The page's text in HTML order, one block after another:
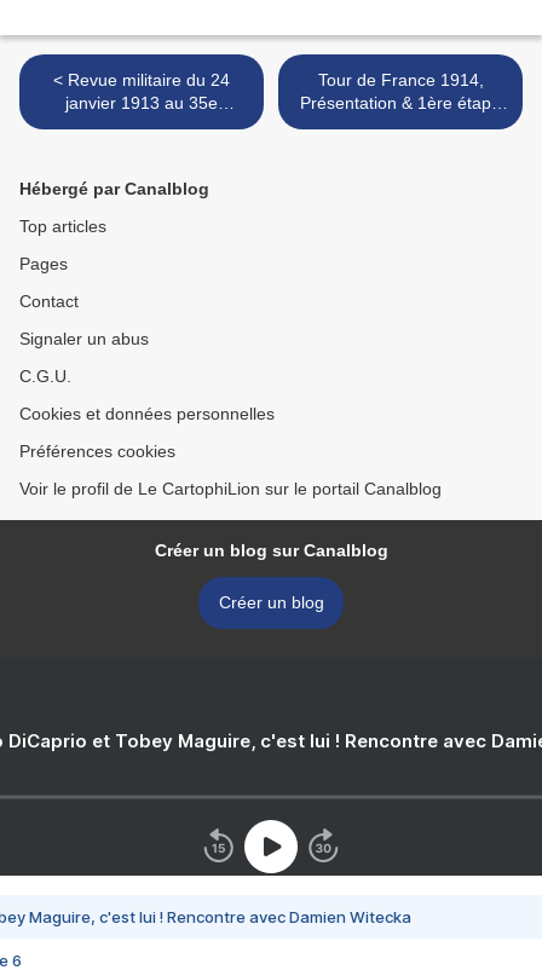
< Revue militaire du 24
janvier 1913 au 35e
Régiment d’infanterie, à
Tour de France 1914,
Présentation & 1ère étape
(1ère partie) >
Hébergé par Canalblog
Top articles
Pages
Contact
Signaler un abus
C.G.U.
Cookies et données personnelles
Préférences cookies
Voir le profil de Le CartophiLion sur le portail Canalblog
Créer un blog sur Canalblog
Créer un blog
DiCaprio et Tobey Maguire, c'est lui ! Rencontre avec
Maguire, c'est lui ! Rencontre avec Damien Witecka
6